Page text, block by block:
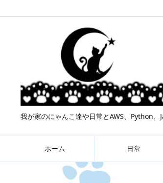
我が家のにゃんこ達や日常とAWS、Python
ホーム 日常